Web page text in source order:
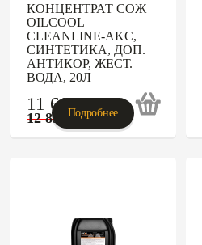
КОНЦЕНТРАТ СОЖ
OILCOOL
CLEANLINE-AKC,
СИНТЕТИКА, ДОП.
АНТИКОР, ЖЕСТ.
ВОДА, 20Л
11 606p
12 895p
Подробнее